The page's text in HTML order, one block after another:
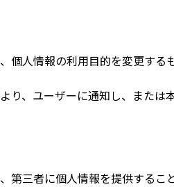
人情報の利用目的を変更する
り、ユーザーに通知し、または
第三者に個人情報を提供するこ